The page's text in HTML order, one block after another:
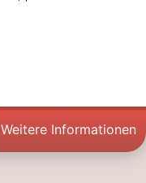
Weitere Informationen